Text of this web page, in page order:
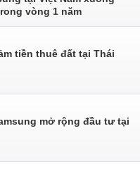
vòng 1 năm
tiền thuê đất tại Thái
mở rộng đầu tư tại